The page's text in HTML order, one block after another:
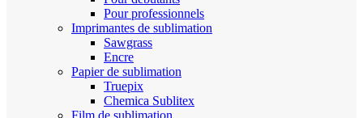
Pour professionnels
Imprimantes de sublimation
Sawgrass
Encre
Papier de sublimation
Truepix
Chemica Sublitex